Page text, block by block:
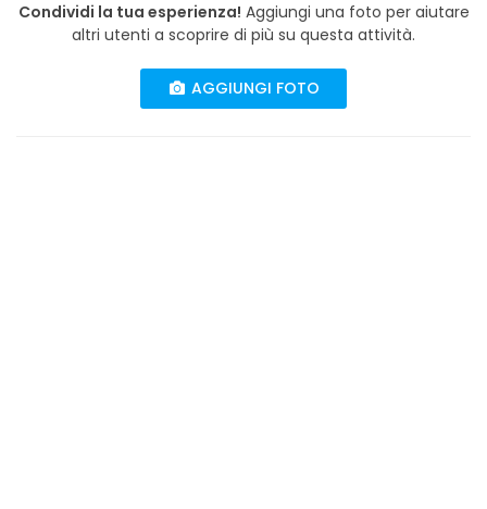
Condividi la tua esperienza! Aggiungi una foto per aiutare
altri utenti a scoprire di più su questa attività.
AGGIUNGI FOTO